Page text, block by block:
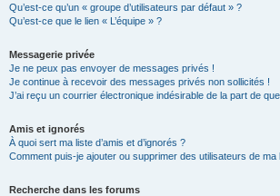
Qu’est-ce qu’un « groupe d’utilisateurs par défaut » ?
Qu’est-ce que le lien « L’équipe » ?
Messagerie privée
Je ne peux pas envoyer de messages privés !
Je continue à recevoir des messages privés non sollicités !
J’ai reçu un courrier électronique indésirable de la part de
Amis et ignorés
À quoi sert ma liste d’amis et d’ignorés ?
Comment puis-je ajouter ou supprimer des utilisateurs de ma
Recherche dans les forums